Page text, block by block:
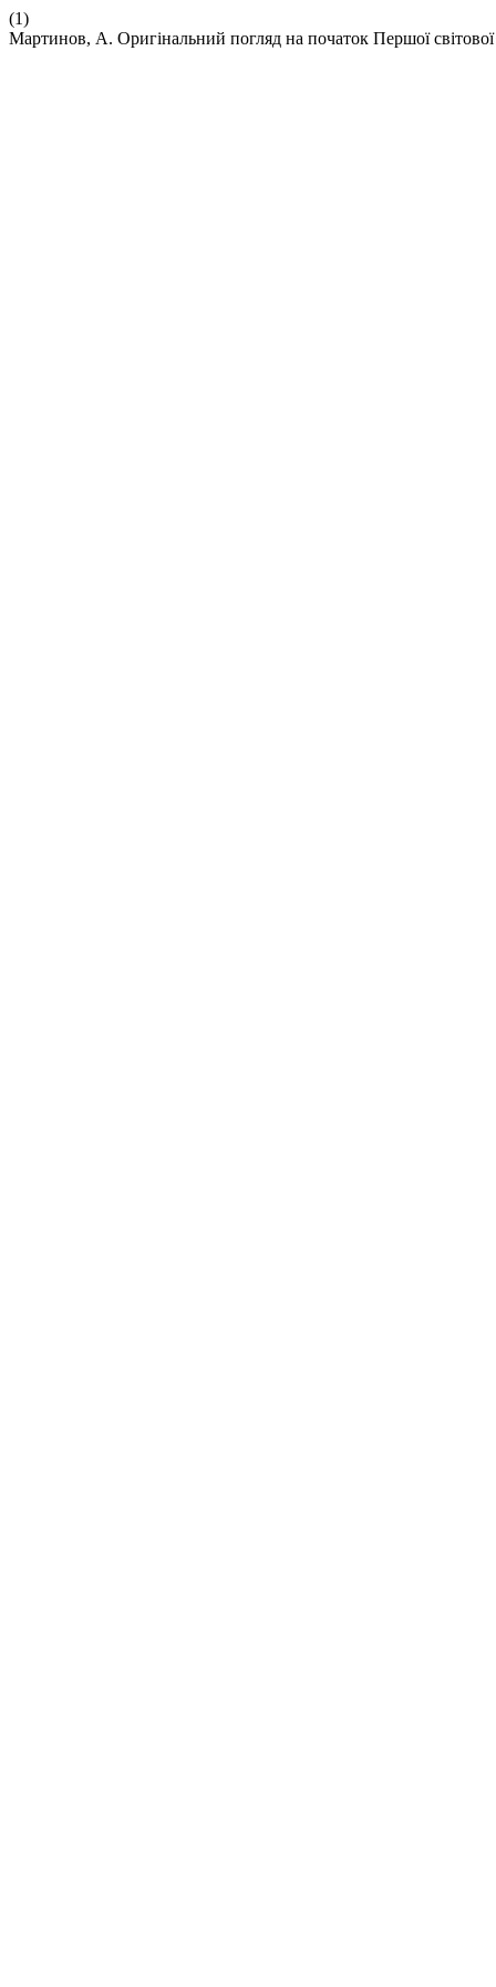
(1)
Мартинов, А. Оригінальний погляд на початок Першої